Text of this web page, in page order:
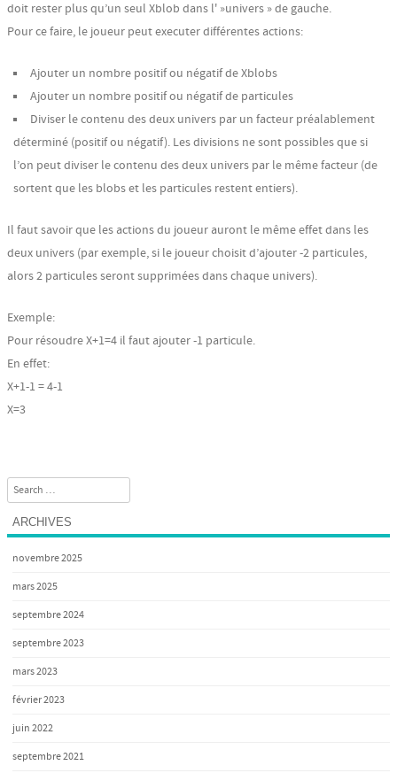
doit rester plus qu’un seul Xblob dans l' »univers » de gauche.
Pour ce faire, le joueur peut executer différentes actions:
Ajouter un nombre positif ou négatif de Xblobs
Ajouter un nombre positif ou négatif de particules
Diviser le contenu des deux univers par un facteur préalablement
déterminé (positif ou négatif). Les divisions ne sont possibles que si
l’on peut diviser le contenu des deux univers par le même facteur (de
sortent que les blobs et les particules restent entiers).
Il faut savoir que les actions du joueur auront le même effet dans les
deux univers (par exemple, si le joueur choisit d’ajouter -2 particules,
alors 2 particules seront supprimées dans chaque univers).
Exemple:
Pour résoudre X+1=4 il faut ajouter -1 particule.
En effet:
X+1-1 = 4-1
X=3
Search
ARCHIVES
novembre 2025
mars 2025
septembre 2024
septembre 2023
mars 2023
février 2023
juin 2022
septembre 2021